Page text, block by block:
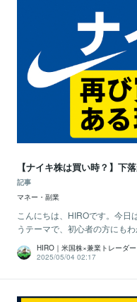
【ナイキ株は買い時？】下
記事
マネー・副業
こんにちは、HIROです。今
うテーマで、初心者の方にも
HIRO｜米国株×兼業トレーダー
2025/05/04 02:17